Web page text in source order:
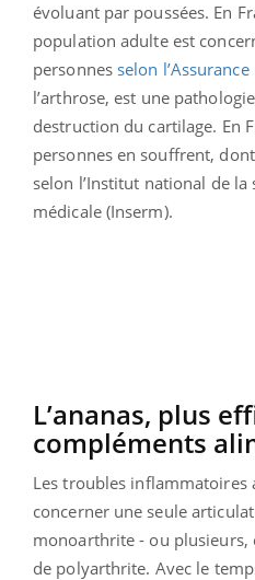
évoluant par poussées. En
population adulte est
personnes selon
l’arthrose, est une
destruction du cartilage. En
personnes en souffrent,
selon l’Institut national de la
médicale (Inserm).
L’ananas, plus
compléments
Lestroubles inflammatoires
concerner une seule
monoarthrite - ou
de polyarthrite. Avec le